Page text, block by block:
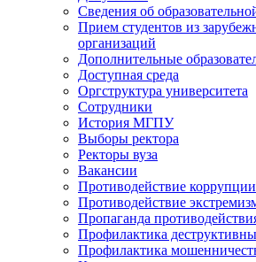
Сведения об
Прием студентов из
организаций
Дополнительные
Доступная среда
Оргструктура университета
Сотрудники
История МГПУ
Выборы ректора
Ректоры вуза
Вакансии
Противодействие коррупции
Противодействие
Пропаганда
Профилактика
Профилактика